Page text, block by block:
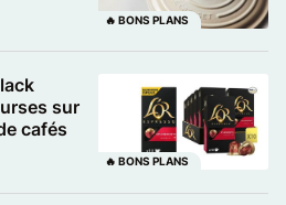
🔥 BONS PLANS
🔥 BONS PLANS
sur
cafés